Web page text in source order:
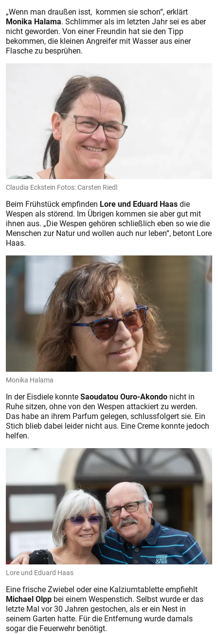
„Wenn man draußen isst, kommen sie schon“, erklärt
Monika Halama. Schlimmer als im letzten Jahr sei es aber
nicht geworden. Von einer Freundin hat sie den Tipp
bekommen, die kleinen Angreifer mit Wasser aus einer
Flasche zu besprühen.
Claudia Eckstein Fotos: Carsten Riedl
Beim Frühstück empfinden Lore und Eduard Haasdie
Wespen als störend. Im Übrigen kommen sie aber gut mit
ihnen aus. „Die Wespen gehören schließlich eben so wie die
Menschen zur Natur und wollen auch nur leben“, betont Lore
Haas.
Monika Halama
In der Eisdiele konnteSaoudatou Ouro-Akondo nicht in
Ruhe sitzen, ohne von den Wespen attackiert zu werden.
Das habe an ihrem Parfum gelegen, schlussfolgert sie. Ein
Stich blieb dabei leider nicht aus. Eine Creme konnte jedoch
helfen.
Lore und Eduard Haas
Eine frische Zwiebel oder eine Kalziumtablette empfiehlt
Michael Olpp bei einem Wespenstich. Selbst wurde er das
letzte Mal vor 30 Jahren gestochen, als er ein Nest in
seinem Garten hatte. Für die Entfernung wurde damals
sogar die Feuerwehr benötigt.